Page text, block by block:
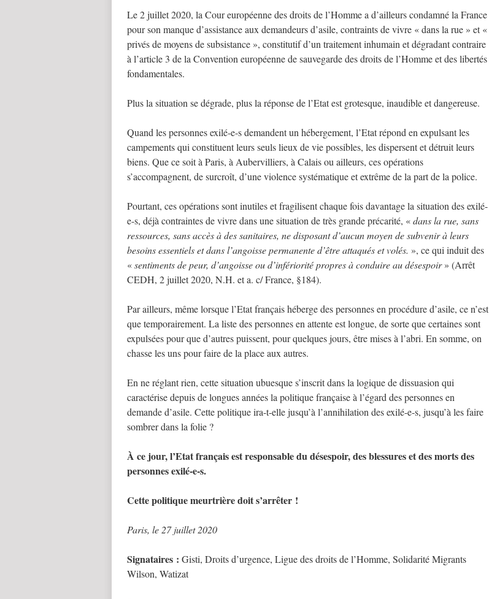
Le 2 juillet 2020, la Cour européenne des droits de l’Homme a d’ailleurs condamné la France
pour son manque d’assistance aux demandeurs d’asile, contraints de vivre « dans la rue » et «
privés de moyens de subsistance », constitutif d’un traitement inhumain et dégradant contraire
à l’article 3 de la Convention européenne de sauvegarde des droits de l’Homme et des libertés
fondamentales.
Plus la situation se dégrade, plus la réponse de l’Etat est grotesque, inaudible et dangereuse.
Quand les personnes exilé-e-s demandent un hébergement, l’Etat répond en expulsant les
campements qui constituent leurs seuls lieux de vie possibles, les dispersent et détruit leurs
biens. Que ce soit à Paris, à Aubervilliers, à Calais ou ailleurs, ces opérations
s’accompagnent, de surcroît, d’une violence systématique et extrême de la part de la police.
Pourtant, ces opérations sont inutiles et fragilisent chaque fois davantage la situation des exilé-
e-s, déjà contraintes de vivre dans une situation de très grande précarité, «dans la rue, sans
ressources, sans accès à des sanitaires, ne disposant d’aucun moyen de subvenir à leurs
besoins essentiels et dans l’angoisse permanente d’être attaqués et volés. », ce qui induit des
«sentiments de peur, d’angoisse ou d’infériorité propres à conduire au désespoir» (Arrêt
CEDH, 2 juillet 2020, N.H. et a. c/ France, §184).
Par ailleurs, même lorsque l’Etat français héberge des personnes en procédure d’asile, ce n’est
que temporairement. La liste des personnes en attente est longue, de sorte que certaines sont
expulsées pour que d’autres puissent, pour quelques jours, être mises à l’abri. En somme, on
chasse les uns pour faire de la place aux autres.
En ne réglant rien, cette situation ubuesque s’inscrit dans la logique de dissuasion qui
caractérise depuis de longues années la politique française à l’égard des personnes en
demande d’asile. Cette politique ira-t-elle jusqu’à l’annihilation des exilé-e-s, jusqu’à les faire
sombrer dans la folie ?
À ce jour, l’Etat français est responsable du désespoir, des blessures et des morts des
personnes exilé-e-s.
Cette politique meurtrière doit s’arrêter !
Paris, le 27 juillet 2020
Signataires : Gisti, Droits d’urgence, Ligue des droits de l’Homme, Solidarité Migrants
Wilson, Watizat